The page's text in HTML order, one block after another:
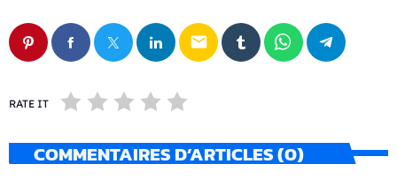
email
RATE IT
COMMENTAIRES D’ARTICLES (0)